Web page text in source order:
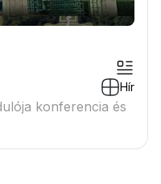
Hír
konferencia és